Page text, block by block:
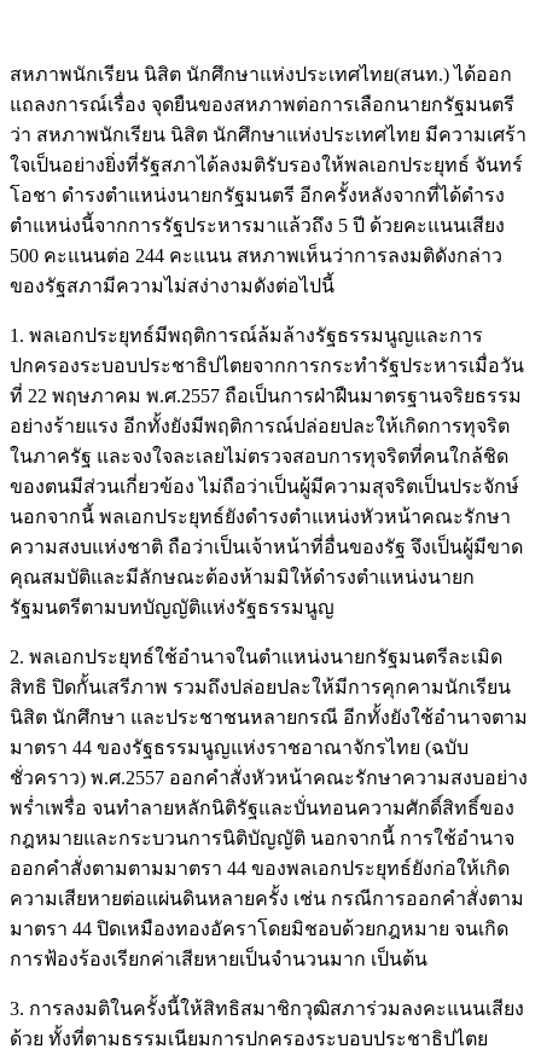
สหภาพนักเรียน นิสิต นักศึกษาแห่งประเทศไทย(สนท.) ได้ออก
แถลงการณ์เรื่อง จุดยืนของสหภาพต่อการเลือกนายกรัฐมนตรี
ว่า สหภาพนักเรียน นิสิต นักศึกษาแห่งประเทศไทย มีความเศร้า
ใจเป็นอย่างยิ่งที่รัฐสภาได้ลงมติรับรองให้พลเอกประยุทธ์ จันทร์
โอชา ดำรงตำแหน่งนายกรัฐมนตรี อีกครั้งหลังจากที่ได้ดำรง
ตำแหน่งนี้จากการรัฐประหารมาแล้วถึง 5 ปี ด้วยคะแนนเสียง
500 คะแนนต่อ 244 คะแนน สหภาพเห็นว่าการลงมติดังกล่าว
ของรัฐสภามีความไม่สง่างามดังต่อไปนี้
1. พลเอกประยุทธ์มีพฤติการณ์ล้มล้างรัฐธรรมนูญและการ
ปกครองระบอบประชาธิปไตยจากการกระทำรัฐประหารเมื่อวัน
ที่ 22 พฤษภาคม พ.ศ.2557 ถือเป็นการฝ่าฝืนมาตรฐานจริยธรรม
อย่างร้ายแรง อีกทั้งยังมีพฤติการณ์ปล่อยปละให้เกิดการทุจริต
ในภาครัฐ และจงใจละเลยไม่ตรวจสอบการทุจริตที่คนใกล้ชิด
ของตนมีส่วนเกี่ยวข้อง ไม่ถือว่าเป็นผู้มีความสุจริตเป็นประจักษ์
นอกจากนี้ พลเอกประยุทธ์ยังดำรงตำแหน่งหัวหน้าคณะรักษา
ความสงบแห่งชาติ ถือว่าเป็นเจ้าหน้าที่อื่นของรัฐ จึงเป็นผู้มีขาด
คุณสมบัติและมีลักษณะต้องห้ามมิให้ดำรงตำแหน่งนายก
รัฐมนตรีตามบทบัญญัติแห่งรัฐธรรมนูญ
2. พลเอกประยุทธ์ใช้อำนาจในตำแหน่งนายกรัฐมนตรีละเมิด
สิทธิ ปิดกั้นเสรีภาพ รวมถึงปล่อยปละให้มีการคุกคามนักเรียน
นิสิต นักศึกษา และประชาชนหลายกรณี อีกทั้งยังใช้อำนาจตาม
มาตรา 44 ของรัฐธรรมนูญแห่งราชอาณาจักรไทย (ฉบับ
ชั่วคราว) พ.ศ.2557 ออกคำสั่งหัวหน้าคณะรักษาความสงบอย่าง
พร่ำเพรื่อ จนทำลายหลักนิติรัฐและบั่นทอนความศักดิ์สิทธิ์ของ
กฎหมายและกระบวนการนิติบัญญัติ นอกจากนี้ การใช้อำนาจ
ออกคำสั่งตามตามมาตรา 44 ของพลเอกประยุทธ์ยังก่อให้เกิด
ความเสียหายต่อแผ่นดินหลายครั้ง เช่น กรณีการออกคำสั่งตาม
มาตรา 44 ปิดเหมืองทองอัคราโดยมิชอบด้วยกฎหมาย จนเกิด
การฟ้องร้องเรียกค่าเสียหายเป็นจำนวนมาก เป็นต้น
3. การลงมติในครั้งนี้ให้สิทธิสมาชิกวุฒิสภาร่วมลงคะแนนเสียง
ด้วย ทั้งที่ตามธรรมเนียมการปกครองระบอบประชาธิปไตย